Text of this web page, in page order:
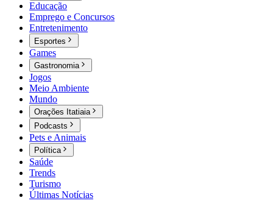
Educação
Emprego e Concursos
Entretenimento
Esportes
Games
Gastronomia
Jogos
Meio Ambiente
Mundo
Orações Itatiaia
Podcasts
Pets e Animais
Política
Saúde
Trends
Turismo
Últimas Notícias